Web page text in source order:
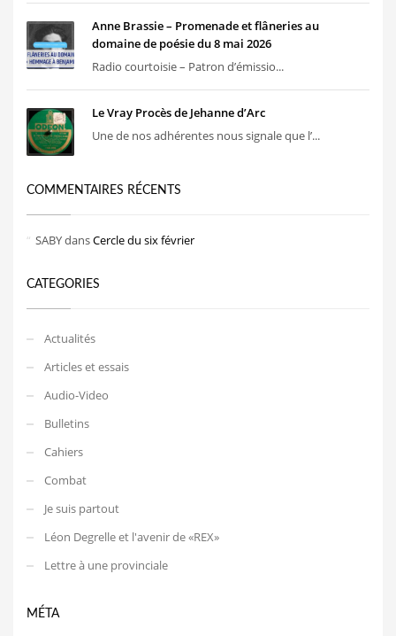
Anne Brassie – Promenade et flâneries au
domaine de poésie du 8 mai 2026
Radio courtoisie – Patron d’émissio...
Le Vray Procès de Jehanne d’Arc
Une de nos adhérentes nous signale que l’...
COMMENTAIRES RÉCENTS
SABYdansCercle du six février
CATEGORIES
Actualités
Articles et essais
Audio-Video
Bulletins
Cahiers
Combat
Je suis partout
Léon Degrelle et l'avenir de «REX»
Lettre à une provinciale
MÉTA